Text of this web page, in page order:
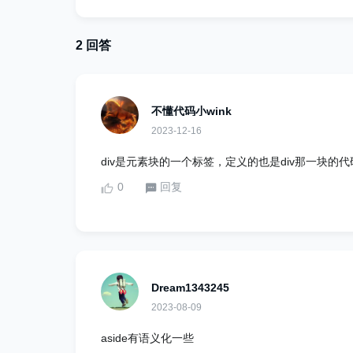
2 回答
不懂代码小wink
2023-12-16
div是元素块的一个标签，定义的也是div那一块的代
0
回复
Dream1343245
2023-08-09
aside有语义化一些